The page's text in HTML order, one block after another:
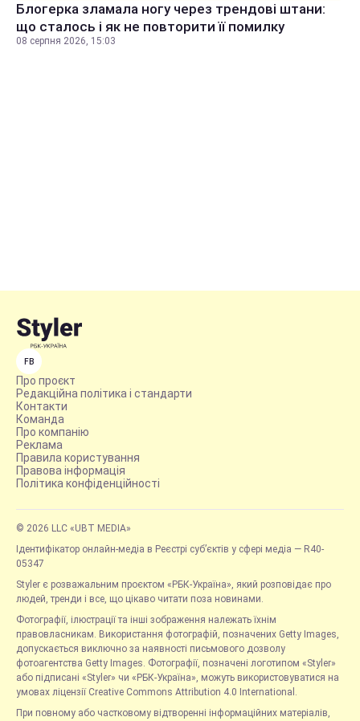
Блогерка зламала ногу через трендові штани:
що сталось і як не повторити її помилку
08 серпня 2026, 15:03
FB
Про проєкт
Редакційна політика і стандарти
Контакти
Команда
Про компанію
Реклама
Правила користування
Правова інформація
Політика конфіденційності
© 2026 LLC «UBT MEDIA»
Ідентифікатор онлайн-медіа в Реєстрі суб’єктів у сфері медіа — R40-
05347
Styler є розважальним проєктом «РБК-Україна», який розповідає про
людей, тренди і все, що цікаво читати поза новинами.
Фотографії, ілюстрації та інші зображення належать їхнім
правовласникам. Використання фотографій, позначених Getty Images,
допускається виключно за наявності письмового дозволу
фотоагентства Getty Images. Фотографії, позначені логотипом «Styler»
або підписані «Styler» чи «РБК-Україна», можуть використовуватися на
умовах ліцензії Creative Commons Attribution 4.0 International.
При повному або частковому відтворенні інформаційних матеріалів,